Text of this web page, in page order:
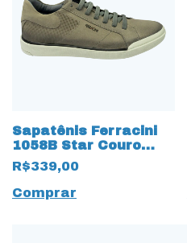
Sapatênis Ferracini
1058B Star Couro
Nobuck com cadarço
Fake 15815 Cinza
R$339,00
Comprar